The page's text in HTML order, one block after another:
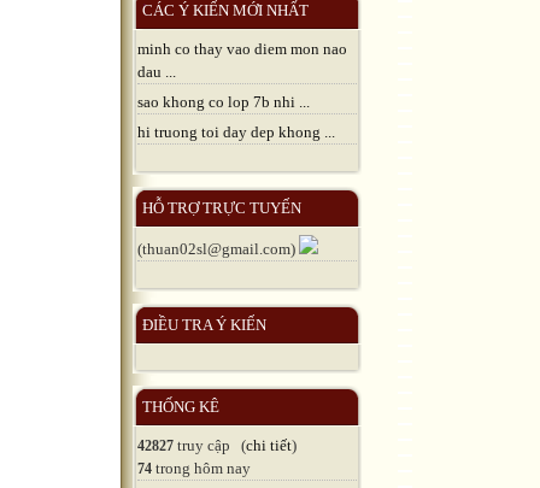
CÁC Ý KIẾN MỚI NHẤT
minh co thay vao diem mon nao
dau ...
sao khong co lop 7b nhi ...
hi truong toi day dep khong ...
HỖ TRỢ TRỰC TUYẾN
(thuan02sl@gmail.com)
ĐIỀU TRA Ý KIẾN
THỐNG KÊ
42827 truy cập (chi tiết)
74 trong hôm nay